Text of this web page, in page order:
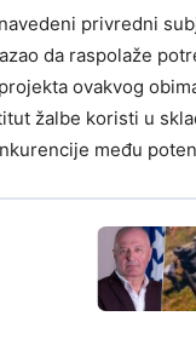
privredni
da raspolaže
ovakvog
žalbe koristi u
među